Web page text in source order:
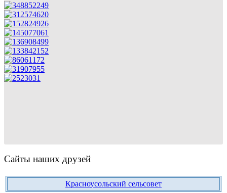
Сайты наших друзей
Красноусольский сельсовет